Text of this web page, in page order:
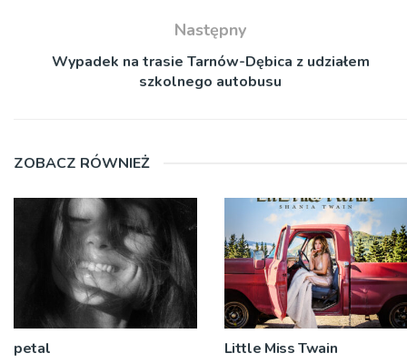
Następny
Wypadek na trasie Tarnów-Dębica z udziałem
szkolnego autobusu
ZOBACZ RÓWNIEŻ
petal Little Miss Twain